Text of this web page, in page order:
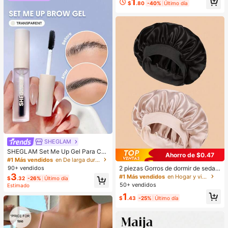
SHEGLAM
SHEGLAM Set Me Up Gel Para Cej
as Marca De Belleza CosméTica M
aquillaje Para Mujeres Y NiñAs
#1 Más vendidos
en De larga duración Cejas
90+ vendidos
$3.32 -26% Último día
Estimado
s Y NiñAs
$ .80 -40% Último día
Ahorro de $0.47
2 piezas Gorros de dormir de seda y
satén de lujo, unicolor, gorros elásti
cos de protección del cabello, liger
he, cuidado del cabello, ducha, ajus
#1 Más vendidos
en Hogar y vida
50+ vendidos
$1 .43 -25% Último día